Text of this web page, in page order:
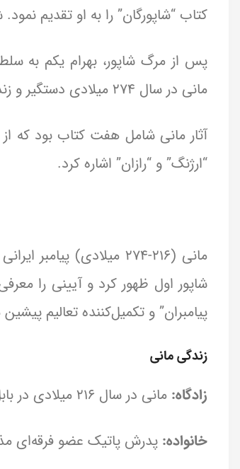
کتاب “شاپورگان” را به او تقدیم
پس از مرگ شاپور، بهرام یکم به
مانی در سال ۲۷۴ میلادی دستگیر و زندانی شد و در نهایت در ۲ مارس همان سال درگذشت.
آثار مانی شامل هفت کتاب بود که از
“ارژنگ” و “رازان” اشاره کرد.
مانی (216-274 میلادی)
شاپور اول ظهور کرد و آیینی را
پیامبران” و تکمیل‌کننده تعالیم
زندگی مانی
زادگاه: مانی در سال 216 میلادی در بابل (در عراق امروزی) به دنیا آمد.
خانواده: پدرش پاتیک عضو فرقه‌ای